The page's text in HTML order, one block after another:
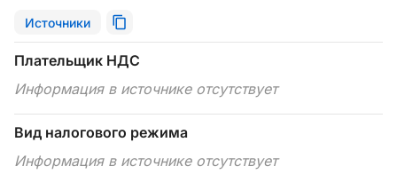
Источники
Плательщик НДС
Информация в источнике отсутствует
Вид налогового режима
Информация в источнике отсутствует